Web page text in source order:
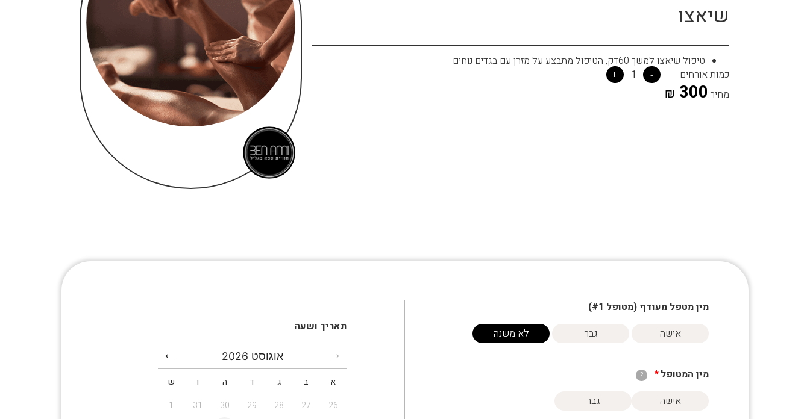
שיאצו
טיפול שיאצו למשך 60דק, הטיפול מתבצע על מזרן עם בגדים נוחים
כמות אורחים
-
1
+
מחיר:300
₪
מין מטפל מעודף (מטופל # 1
)
אישה
גבר לא משנה
מין המטופל*
?
אישה גבר
תאריך ושעה
אוגוסט 2026
א ב ג ד ה ו
ש
26
27
28
29
30
31
1